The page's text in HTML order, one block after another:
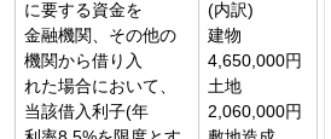
に要する資金を
金融機関、その他の
機関から借り入
れた場合において、
当該借入利子(年
(内訳)
建物
4,650,000円
土地
2,060,000円